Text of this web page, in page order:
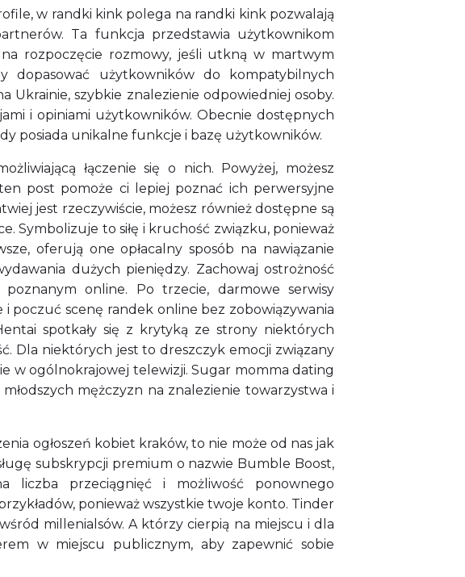
w randki kink polega na randki kink pozwalają
Ta funkcja przedstawia użytkownikom
rozpoczęcie rozmowy, jeśli utkną w martwym
dopasować użytkowników do kompatybilnych
Ukrainie, szybkie znalezienie odpowiedniej osoby.
i opiniami użytkowników. Obecnie dostępnych
posiada unikalne funkcje i bazę użytkowników.
łączenie się o nich. Powyżej, możesz
post pomoże ci lepiej poznać ich perwersyjne
jest rzeczywiście, możesz również dostępne są
Symbolizuje to siłę i kruchość związku, ponieważ
oferują one opłacalny sposób na nawiązanie
dużych pieniędzy. Zachowaj ostrożność
online. Po trzecie, darmowe serwisy
poczuć scenę randek online bez zobowiązywania
spotkały się z krytyką ze strony niektórych
Dla niektórych jest to dreszczyk emocji związany
w ogólnokrajowej telewizji. Sugar momma dating
mężczyzn na znalezienie towarzystwa i
ogłoszeń kobiet kraków, to nie może od nas jak
subskrypcji premium o nazwie Bumble Boost,
liczba przeciągnięć i możliwość ponownego
ponieważ wszystkie twoje konto. Tinder
millenialsów. A którzy cierpią na miejscu i dla
w miejscu publicznym, aby zapewnić sobie